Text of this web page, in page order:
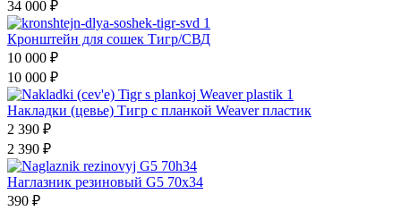
34 000 ₽
Кронштейн для сошек Тигр/СВД
10 000 ₽
10 000 ₽
Накладки (цевье) Тигр с планкой Weaver пластик
2 390 ₽
2 390 ₽
Наглазник резиновый G5 70х34
390 ₽